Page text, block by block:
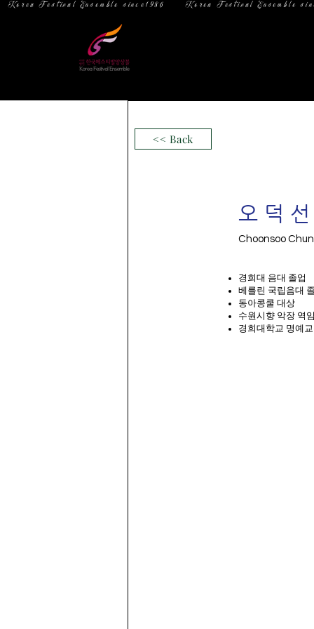
  Korea Festival Ensemble since1986
<< Back
오덕
Choonsoo
경희대 음대 졸업
베를린 국립음대
동아콩쿨 대상
수원시향 악장 역
경희대학교 명예